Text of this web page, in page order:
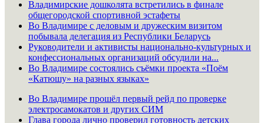
Владимирские дошколята встретились в финале
общегородской спортивной эстафеты
Во Владимире с деловым и дружеским визитом
побывала делегация из Республики Беларусь
Руководители и активисты национально-культурных и
конфессиональных организаций обсудили на...
Во Владимире состоялись съёмки проекта «Поём
«Катюшу» на разных языках»
Во Владимире прошёл первый рейд по проверке
электросамокатов и других СИМ
Глава города лично проверил готовность детских